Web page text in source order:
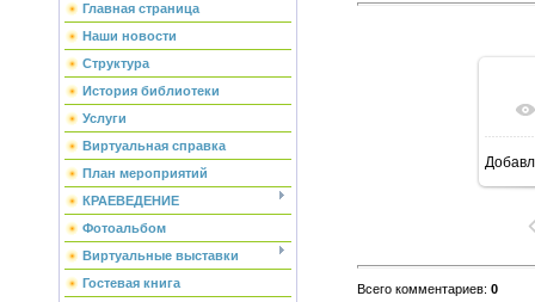
Главная страница
Наши новости
Структура
История библиотеки
Услуги
Виртуальная справка
План мероприятий
КРАЕВЕДЕНИЕ
Фотоальбом
Виртуальные выставки
Гостевая книга
Всего комментариев: 0